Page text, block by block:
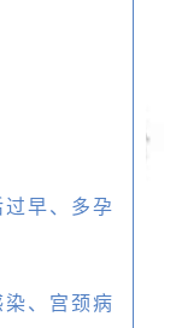
过早、多孕
染、宫颈病